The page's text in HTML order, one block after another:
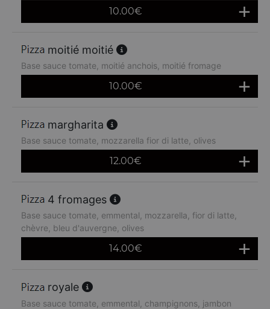
10.00€
moitié moitié
Base sauce tomate, moitié anchois, moitié fromage
10.00€
margharita
Base sauce tomate, mozzarella fior di latte, olives
12.00€
4 fromages
Base sauce tomate, emmental, mozzarella, fior di latte,
chèvre, bleu d'auvergne, olives
14.00€
royale
Base sauce tomate, emmental, champignons, jambon